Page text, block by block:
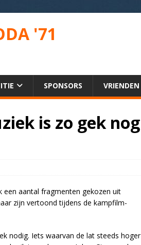
'71
SPONSORS VRIENDEN
is zo gek nog
aantal fragmenten gekozen uit
zijn vertoond tijdens de kampfilm-
nodig. Iets waarvan de lat steeds hoger